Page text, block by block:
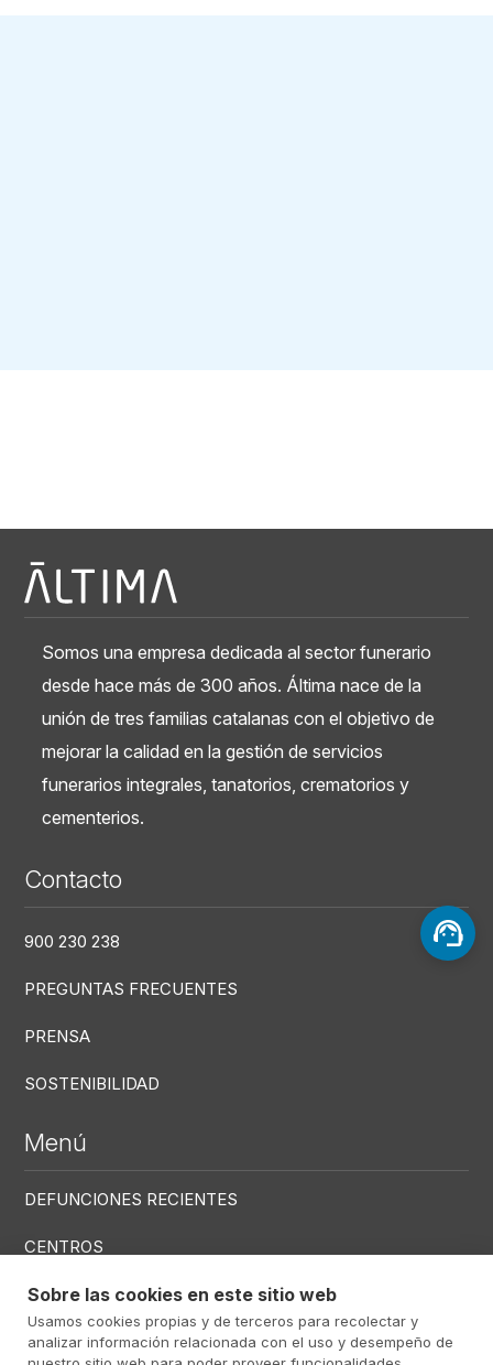
Somos una empresa dedicada al sector funerario
desde hace más de 300 años. Áltima nace de la
unión de tres familias catalanas con el objetivo de
mejorar la calidad en la gestión de servicios
funerarios integrales, tanatorios, crematorios y
cementerios.
Contacto
900 230 238
PREGUNTAS FRECUENTES
PRENSA
SOSTENIBILIDAD
Menú
DEFUNCIONES RECIENTES
CENTROS
SERVICIOS
Sobre las cookies en este sitio web
Usamos cookies propias y de terceros para recolectar y
analizar información relacionada con el uso y desempeño de